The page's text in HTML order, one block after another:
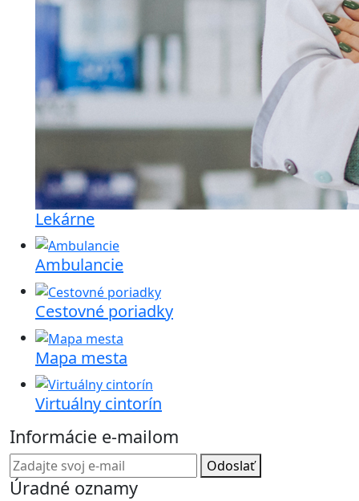
Lekárne
Ambulancie
Cestovné poriadky
Mapa mesta
Virtuálny cintorín
Informácie e-mailom
Odoslať
Úradné oznamy